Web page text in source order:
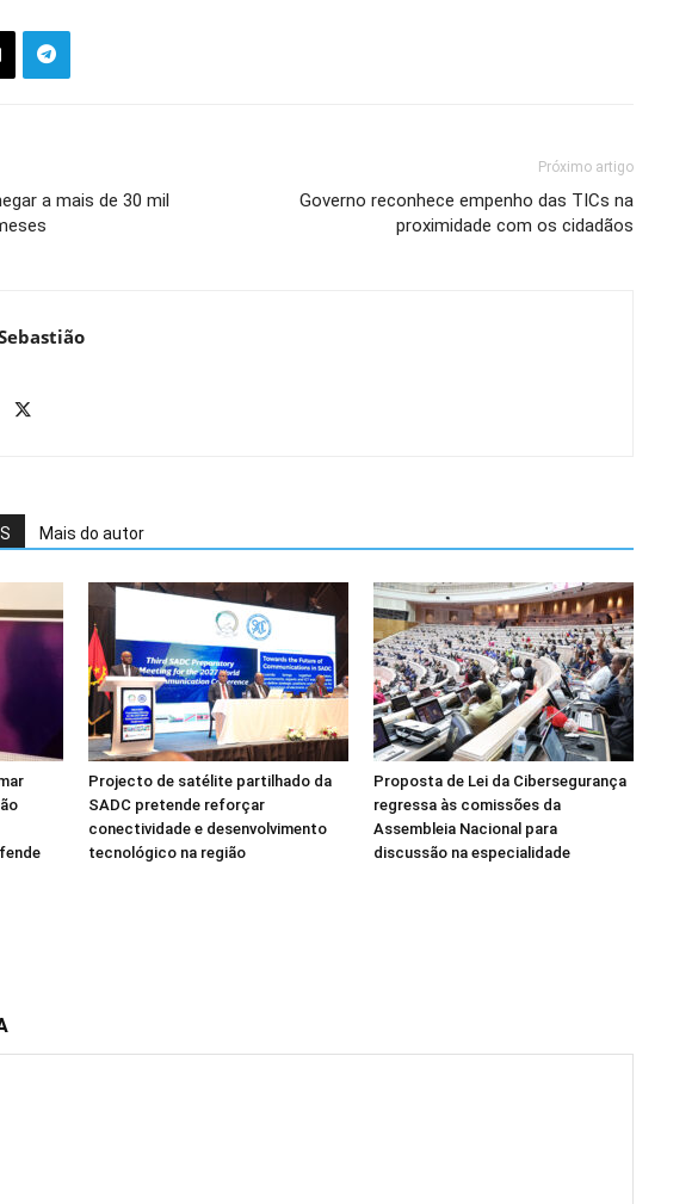
a mais de 30 mil
Próximo artigo
Governo reconhece empenho das TICs na
proximidade com os cidadãos
Mais do autor
Projecto de satélite partilhado da
SADC pretende reforçar
conectividade e desenvolvimento
tecnológico na região
Proposta de Lei da Cibersegurança
regressa às comissões da
Assembleia Nacional para
discussão na especialidade